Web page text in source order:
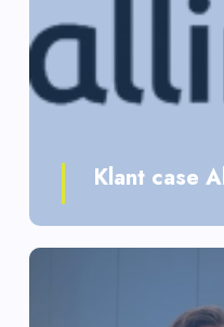
Klant case